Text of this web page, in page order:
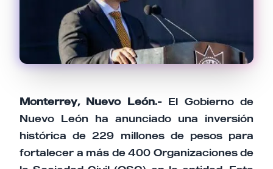
Monterrey, Nuevo León.- El Gobierno de
Nuevo León ha anunciado una inversión
histórica de 229 millones de pesos para
fortalecer a más de 400 Organizaciones de
Cancelar Enviar comentario